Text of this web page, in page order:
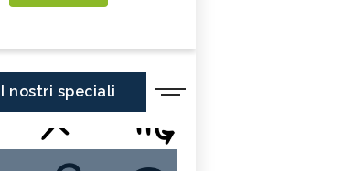
I nostri speciali